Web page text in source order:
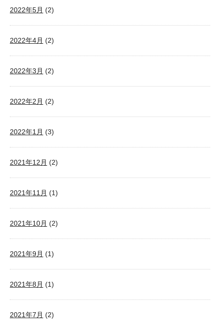
2022年5月 (2)
2022年4月 (2)
2022年3月 (2)
2022年2月 (2)
2022年1月 (3)
2021年12月 (2)
2021年11月 (1)
2021年10月 (2)
2021年9月 (1)
2021年8月 (1)
2021年7月 (2)